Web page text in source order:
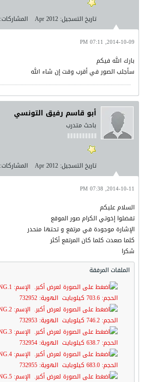
تاريخ التسجيل: Apr 2012 المشاركات:
2014-10-09, 07:11 PM
بارك الله فيكم
سأجلب الصور في أقرب وقت إن شاء الله
أبو قاسم رفيق التونسي
باحث متدرب
تاريخ التسجيل: Apr 2012 المشاركات:
2014-10-11, 07:38 PM
السلام عليكم
تفضلوا إخوتي الكرام صور الموقع
الإشارة موجودة في مرتفع و تحتها منحدر
كلما صعدت كلما كان المرتفع أكثر
شكرا
الملفات المرفقة